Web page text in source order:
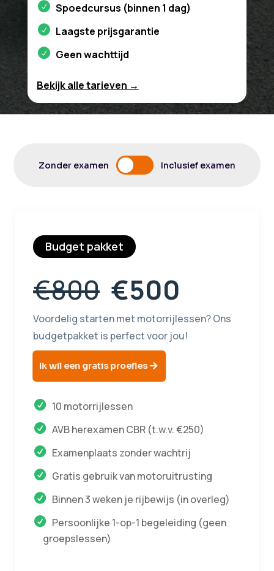
Spoedcursus (binnen 1 dag)
Laagste prijsgarantie
Geen wachttijd
Bekijk alle tarieven →
Zonder examen Inclusief examen
Budget pakket
€800 €500
Voordelig starten met motorrijlessen? Ons
budgetpakket is perfect voor jou!
Ik wil een gratis proefles
10 motorrijlessen
AVB herexamen CBR (t.w.v. €250)
Examenplaats zonder wachtrij
Gratis gebruik van motoruitrusting
Binnen 3 weken je rijbewijs (in overleg)
Persoonlijke 1-op-1 begeleiding (geen
groepslessen)